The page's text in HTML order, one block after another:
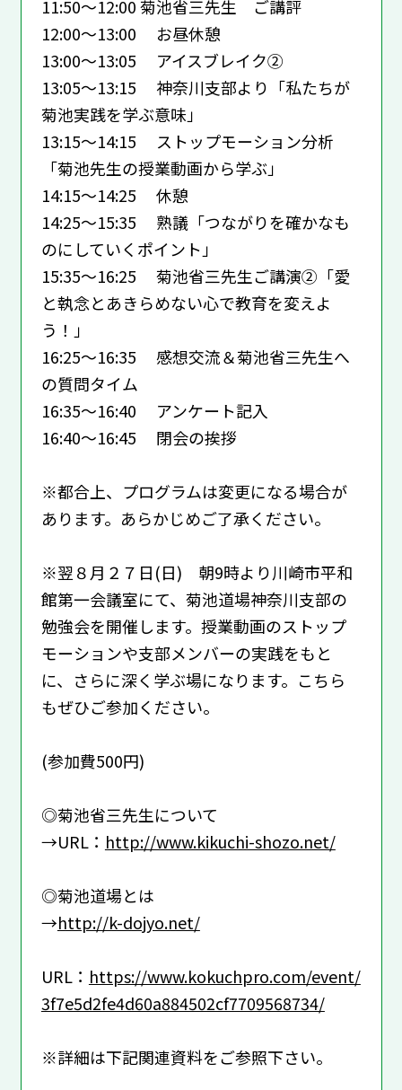
11:50～12:00 菊池省三先生 ご講評
12:00～13:00 お昼休憩
13:00～13:05 アイスブレイク②
13:05～13:15 神奈川支部より「私たちが
菊池実践を学ぶ意味」
13:15～14:15 ストップモーション分析
「菊池先生の授業動画から学ぶ」
14:15～14:25 休憩
14:25～15:35 熟議「つながりを確かなも
のにしていくポイント」
15:35～16:25 菊池省三先生ご講演②「愛
と執念とあきらめない心で教育を変えよ
う！」
16:25～16:35 感想交流＆菊池省三先生へ
の質問タイム
16:35～16:40 アンケート記入
16:40～16:45 閉会の挨拶
※都合上、プログラムは変更になる場合が
あります。あらかじめご了承ください。
※翌８月２７日(日) 朝9時より川崎市平和
館第一会議室にて、菊池道場神奈川支部の
勉強会を開催します。授業動画のストップ
モーションや支部メンバーの実践をもと
に、さらに深く学ぶ場になります。こちら
もぜひご参加ください。
(参加費500円)
◎菊池省三先生について
→URL： http://www.kikuchi-shozo.net/
◎菊池道場とは
→http://k-dojyo.net/
URL： https://www.kokuchpro.com/event/
3f7e5d2fe4d60a884502cf7709568734/
※詳細は下記関連資料をご参照下さい。